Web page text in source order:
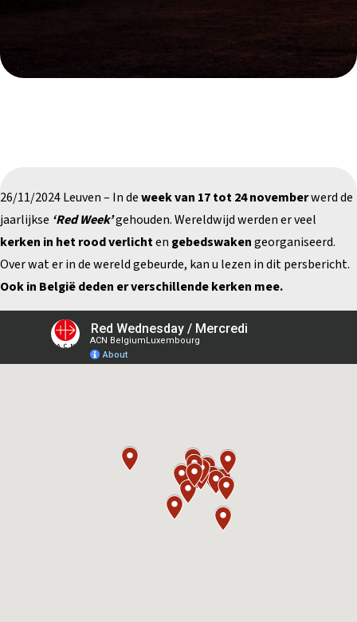
26/11/2024 Leuven – In deweek van 17 tot 24 novemberwerd de
jaarlijkse ‘Red Week’gehouden. Wereldwijd werden er veel
kerken in het rood verlichten gebedswakengeorganiseerd.
Over wat er in de wereld gebeurde, kan u lezen in dit persbericht.
Ook in België deden er verschillende kerken mee.